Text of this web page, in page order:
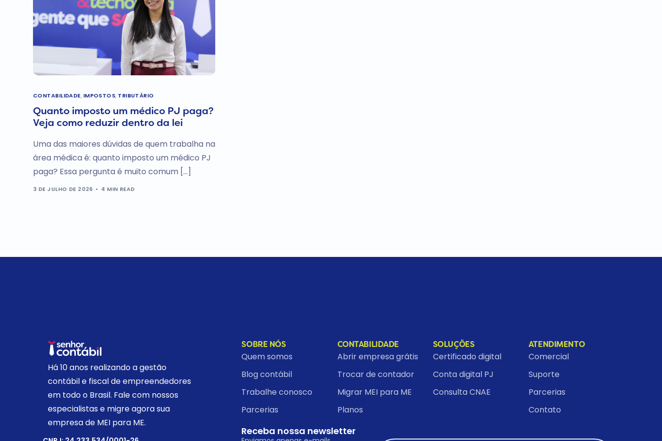
CONTABILIDADE, IMPOSTOS, TRIBUTÁRIO
Quanto imposto um médico PJ paga?
Veja como reduzir dentro da lei
Uma das maiores dúvidas de quem trabalha na
área médica é: quanto imposto um médico PJ
paga? Essa pergunta é muito comum […]
3 DE JULHO DE 2026 4 MIN READ
Há 10 anos realizando a gestão
contábil e fiscal de empreendedores
em todo o Brasil. Fale com nossos
especialistas e migre agora sua
empresa de MEI para ME.
SOBRE NÓS
Quem somos
Blog contábil
Trabalhe conosco
Parcerias
CONTABILIDADE
Abrir empresa grátis
Trocar de contador
Migrar MEI para ME
Planos
SOLUÇÕES
Certificado digital
Conta digital PJ
Consulta CNAE
ATENDIMENTO
Comercial
Suporte
Parcerias
Contato
Receba nossa newsletter